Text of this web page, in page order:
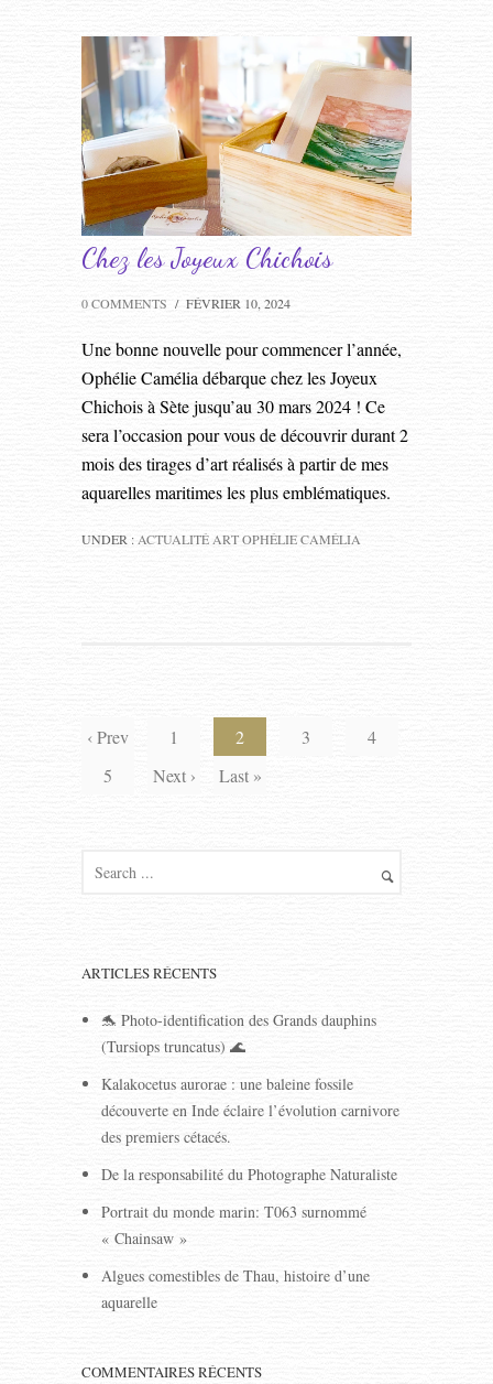
Chez les Joyeux Chichois
0 COMMENTS / FÉVRIER 10, 2024
Une bonne nouvelle pour commencer l’année,
Ophélie Camélia débarque chez les Joyeux
Chichois à Sète jusqu’au 30 mars 2024 ! Ce
sera l’occasion pour vous de découvrir durant 2
mois des tirages d’art réalisés à partir de mes
aquarelles maritimes les plus emblématiques.
UNDER :ACTUALITÉ ART OPHÉLIE CAMÉLIA
‹ Prev 1 2 3
4
5
Next › Last »
ARTICLES RÉCENTS
🐬 Photo-identification des Grands dauphins
(Tursiops truncatus) 🌊
Kalakocetus aurorae : une baleine fossile
découverte en Inde éclaire l’évolution carnivore
des premiers cétacés.
De la responsabilité du Photographe Naturaliste
Portrait du monde marin: T063 surnommé
« Chainsaw »
Algues comestibles de Thau, histoire d’une
aquarelle
COMMENTAIRES RÉCENTS